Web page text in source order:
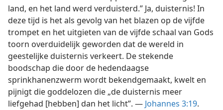
land, en het land werd verduisterd.” Ja, duisternis! In
deze tijd is het als gevolg van het blazen op de vijfde
trompet en het uitgieten van de vijfde schaal van Gods
toorn overduidelijk geworden dat de wereld in
geestelijke duisternis verkeert. De stekende
boodschap die door de hedendaagse
sprinkhanenzwerm wordt bekendgemaakt, kwelt en
pijnigt die goddelozen die „de duisternis meer
liefgehad [hebben] dan het licht”. — Johannes 3:19.